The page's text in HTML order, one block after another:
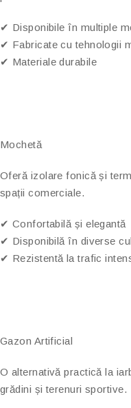
✔ Disponibile în multiple
✔ Fabricate cu tehnologii
✔ Materiale durabile
Mochetă
Oferă izolare fonică și
spații comerciale.
✔ Confortabilă și elegantă
✔ Disponibilă în diverse
✔ Rezistentă la trafic
Gazon Artificial
O alternativă practică la
grădini și terenuri sportive.